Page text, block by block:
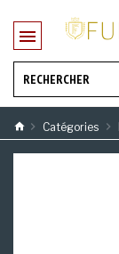
Catégories